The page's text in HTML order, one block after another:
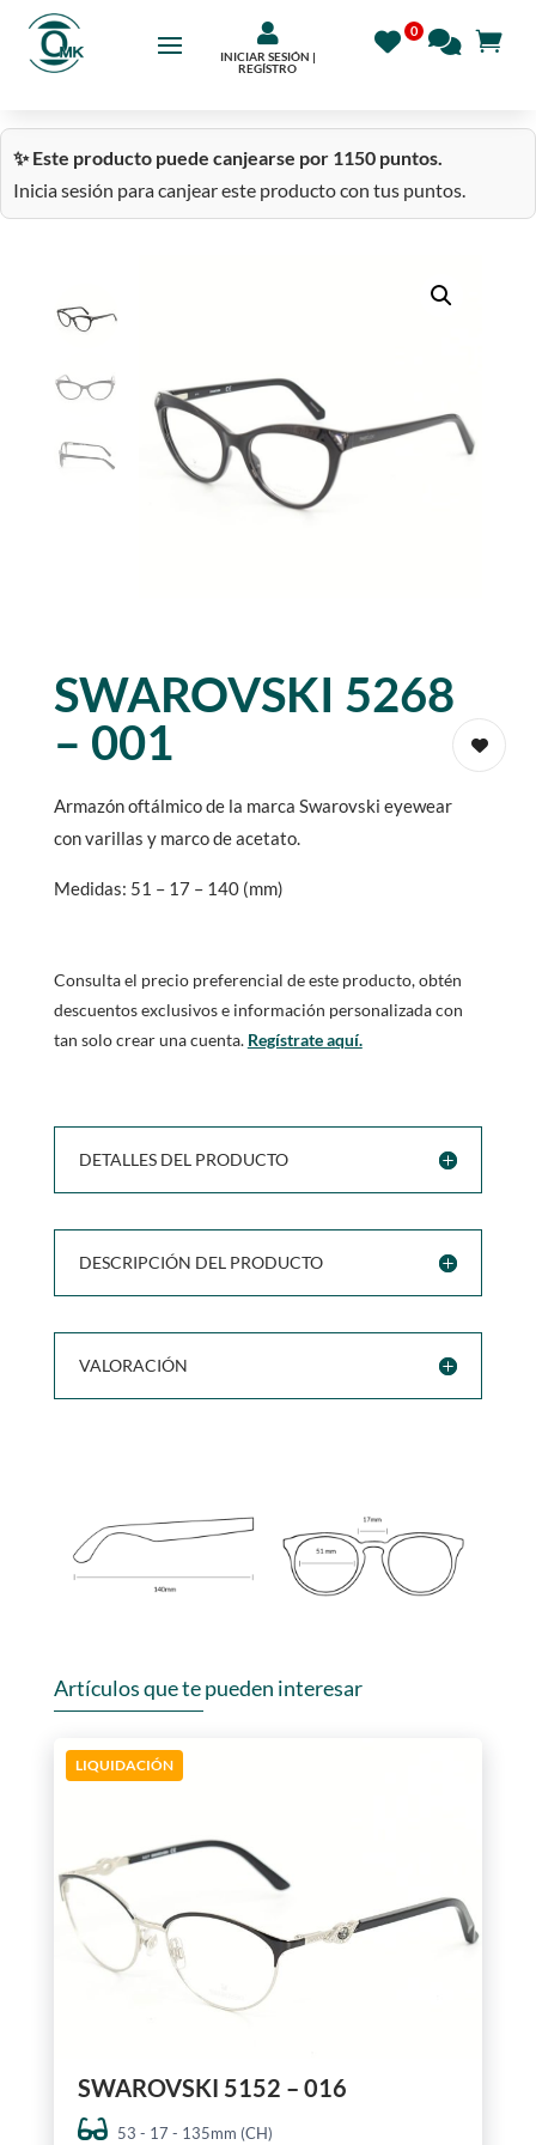

INICIAR SESIÓN |
REGÍSTRO
✨ Este producto puede canjearse por 1150 puntos.
Inicia sesión para canjear este producto con tus puntos.
SWAROVSKI 5268
– 001
Armazón oftálmico de la marca Swarovski eyewear
con varillas y marco de acetato.
Medidas: 51 – 17 – 140 (mm)
Consulta el precio preferencial de este producto, obtén
descuentos exclusivos e información personalizada con
tan solo crear una cuenta. Regístrate aquí.
DETALLES DEL PRODUCTO
DESCRIPCIÓN DEL PRODUCTO
VALORACIÓN
Artículos que te pueden interesar
LIQUIDACIÓN
SWAROVSKI 5152 – 016
53 - 17 - 135mm (CH)